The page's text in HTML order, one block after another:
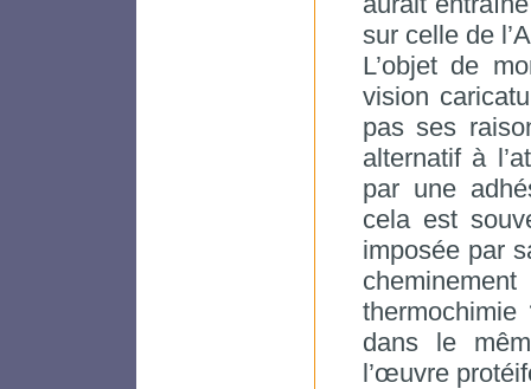
sur celle de
L’objet de
vision
pas ses
alternatif à
par une
cela est
imposée par
dans le
l’œuvre